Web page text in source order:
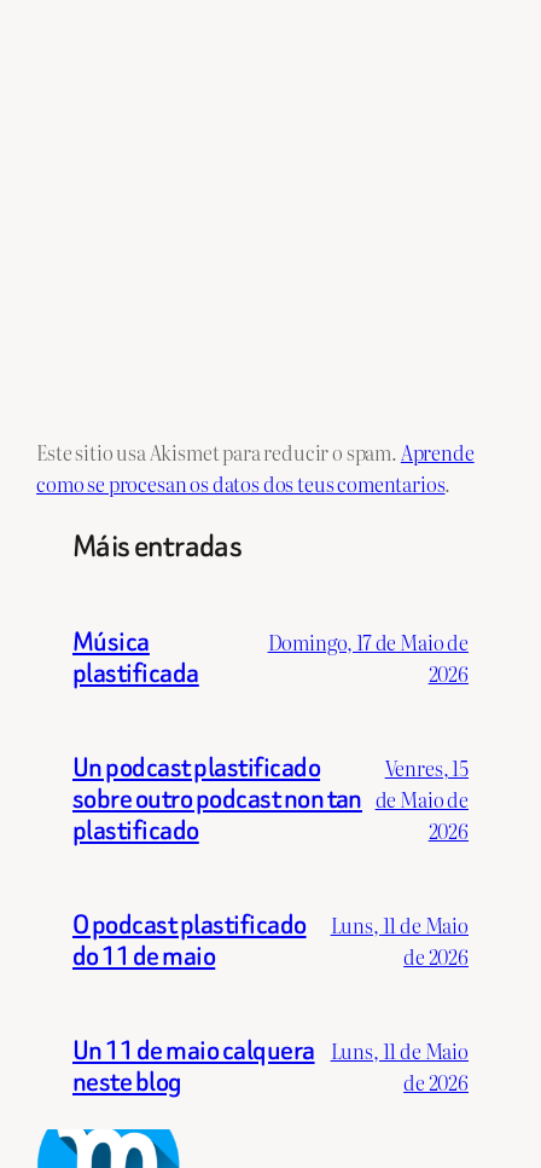
Este sitio usa Akismet para reducir o spam. Aprende
como se procesan os datos dos teus comentarios.
Máis entradas
Música
plastificada
Domingo, 17 de Maio de
2026
Un podcast plastificado
sobre outro podcast non tan
plastificado
Venres, 15
de Maio de
2026
O podcast plastificado
do 11 de maio
Luns, 11 de Maio
de 2026
Un 11 de maio calquera
neste blog
Luns, 11 de Maio
de 2026